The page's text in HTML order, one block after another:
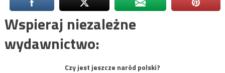
Wspieraj niezależne
wydawnictwo:
Czy jest jeszcze naród polski?